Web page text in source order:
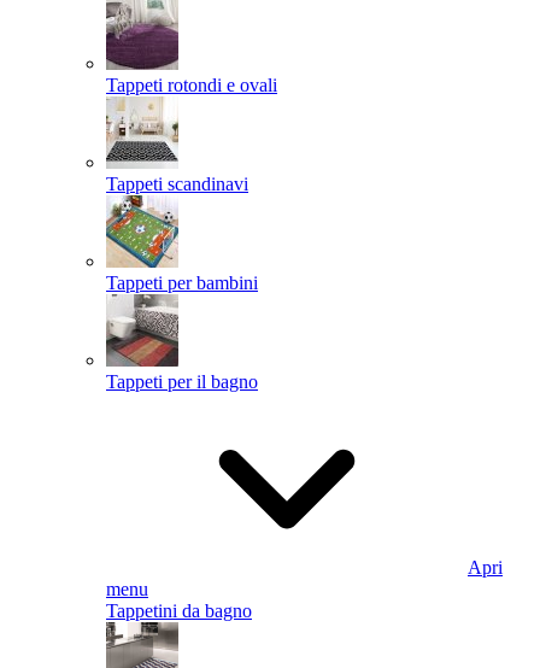
Tappeti rotondi e ovali
Tappeti scandinavi
Tappeti per bambini
Tappeti per il bagno
Apri
menu
Tappetini da bagno